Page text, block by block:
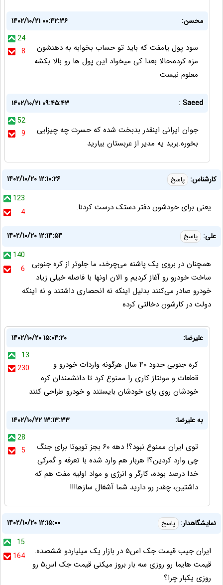
محسن:
۱۴۰۲/۱۰/۲۱ ۰۰:۴۲:۳۶
24
8
سود پول یامفت که باید تو حساب بخوابه به دهنشون
مزه کرده،حالا بعدا کی میخواد این پول ها رو بالا بکشه
معلوم نیست
Saeed :
۱۴۰۲/۱۰/۲۱ ۰۹:۴۵:۴۳
52
9
جوان ایرانی اینقدر بدبخت شده که حسرت چه چیزایی
بخوره.برید یه مدیر از عربستان بیارید
کارشناس: پاسخ
۱۴۰۲/۱۰/۲۰ ۱۲:۱۰:۲۶
123
4
یعنی برای خودشون دفتر دستک درست کردنا.
علی: پاسخ
۱۴۰۲/۱۰/۲۰ ۱۲:۱۴:۵۴
140
6
همچنان در بروی یک پاشنه می‌چرخد، ما جلوتر از کره جنوبی
ساخت خودرو رو آغاز کردیم و الان اونها با فاصله خیلی زیاد
خودرو صادر می‌کنند بدلیل اینکه نه انحصاری داشتند و نه اینکه
دولت در کارشون دخالتی کرده
علیرضا:
۱۴۰۲/۱۰/۲۰ ۱۵:۰۴:۲۰
13
230
کره جنوبی حدود ۴۰ سال هرگونه واردات خودرو و
قطعات و مونتاژ کاری را ممنوع کرد تا دانشمندان کره
خودشان روی پای خودشان بایستند و خودرو طراحی کنند
به علیرضا:
۱۴۰۲/۱۰/۲۲ ۱۳:۱۳:۳۳
28
5
توی ایران ممنوع نبود؟! دهه ۶۰ بجز تویوتا برای جنگ
چی وارد کردین؟! هربار هم وارد شده با تعرفه و گمرکی
خدا درصد بوده، کارگر و انرژی و مواد اولیه مفت هم که
داشتین، چقدر رو دارید شما آشغال سازها!!!
نمایشگاهدار: پاسخ
۱۴۰۲/۱۰/۲۰ ۱۲:۱۵:۰۰
15
164
ایران جیب قیمت جک اس۵ در بازار یک میلیاردو ششصده.
قیمت هایما رو روزی سه بار بروز میکنی قیمت جک اس۵ رو
روزی یکبار چرا؟